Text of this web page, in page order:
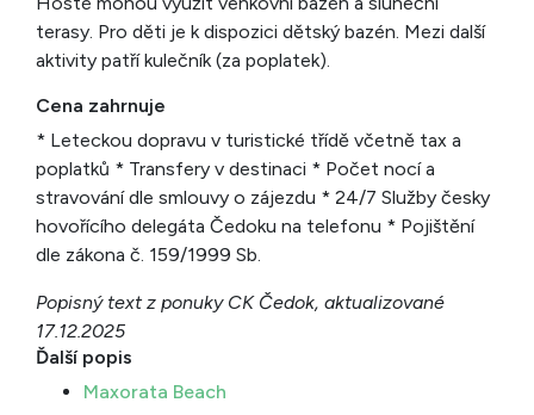
terasy. Pro děti je k dispozici dětský bazén. Mezi další
aktivity patří kulečník (za poplatek).
Cena zahrnuje
* Leteckou dopravu v turistické třídě včetně tax a
poplatků * Transfery v destinaci * Počet nocí a
stravování dle smlouvy o zájezdu * 24/7 Služby česky
hovořícího delegáta Čedoku na telefonu * Pojištění
dle zákona č. 159/1999 Sb.
Popisný text z ponuky CK Čedok, aktualizované
17.12.2025
Ďalší popis
Maxorata Beach